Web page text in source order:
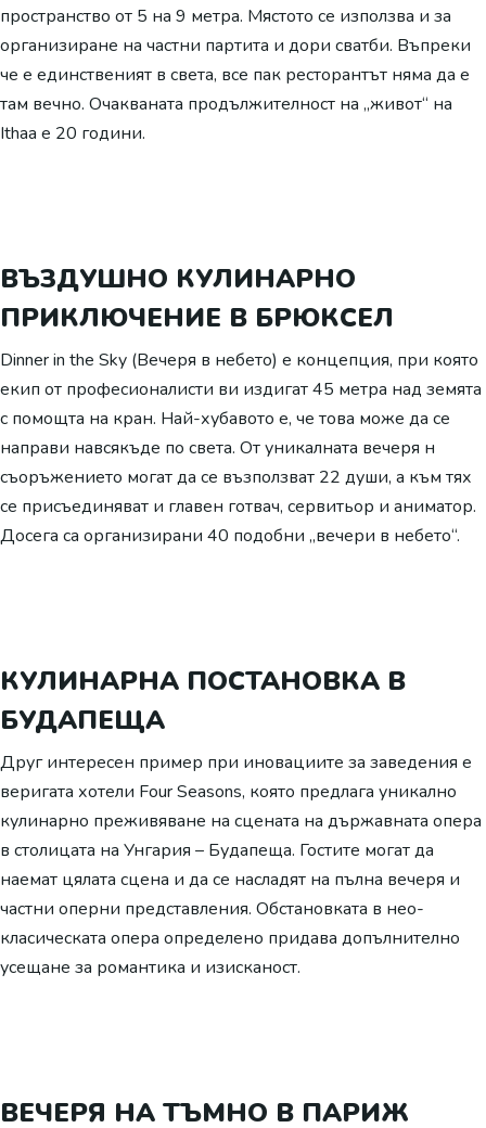
пространство от 5 на 9 метра. Мястото се използва и за
организиране на частни партита и дори сватби. Въпреки
че е единственият в света, все пак ресторантът няма да е
там вечно. Очакваната продължителност на „живот“ на
Ithaa е 20 години.
ВЪЗДУШНО КУЛИНАРНО
ПРИКЛЮЧЕНИЕ В БРЮКСЕЛ
Dinner in the Sky (Вечеря в небето) е концепция, при която
екип от професионалисти ви издигат 45 метра над земята
с помощта на кран. Най-хубавото е, че това може да се
направи навсякъде по света. От уникалната вечеря н
съоръжението могат да се възползват 22 души, а към тях
се присъединяват и главен готвач, сервитьор и аниматор.
Досега са организирани 40 подобни „вечери в небето“.
КУЛИНАРНА ПОСТАНОВКА В
БУДАПЕЩА
Друг интересен пример при иновациите за заведения е
веригата хотели Four Seasons, която предлага уникално
кулинарно преживяване на сцената на държавната опера
в столицата на Унгария – Будапеща. Гостите могат да
наемат цялата сцена и да се насладят на пълна вечеря и
частни оперни представления. Обстановката в нео-
класическата опера определено придава допълнително
усещане за романтика и изисканост.
ВЕЧЕРЯ НА ТЪМНО В ПАРИЖ